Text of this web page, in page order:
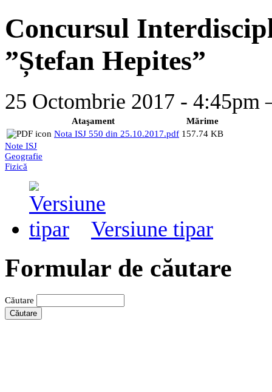
Concursul
”Ștefan Hepites”
25 Octombrie 2017 -
Ataşament
Mărime
Nota ISJ 550 din 25.10.2017.pdf 157.74 KB
Note ISJ
Geografie
Fizică
Versiune tipar
Formular de căutare
Căutare